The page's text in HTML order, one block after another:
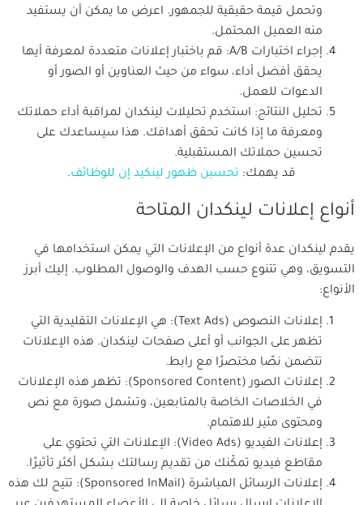
وتحمل قيمة حقيقية للجمهور. اعرض ما يمكن أن يستفيد
منه العميل المحتمل.
إجراء اختبارات A/B: قم باختبار إعلانات متعددة لمعرفة أيها
يحقق أفضل أداء، سواء من حيث العناوين أو الصور أو
الدعوات للعمل.
تحليل النتائج: استخدم تحليلات لينكدان لمراقبة أداء حملاتك
ومعرفة ما إذا كانت تحقق أهدافك. هذا سيساعدك على
تحسين حملاتك المستقبلية.
قد يهمك: تحسين ظهور لينكيد إن للوظائف.
أنواع إعلانات لينكدان المتاحة
يقدم لينكدان عدة أنواع من الإعلانات التي يمكن استخدامها في
التسويق، وهي تتنوع حسب الهدف والوصول المطلوب. إليك أبرز
الأنواع:
إعلانات النصوص (Text Ads): هي الإعلانات التقليدية التي
تظهر على الجوانب أو أعلى صفحات لينكدان. هذه الإعلانات
تتضمن نصًا مختصرًا مع رابط.
إعلانات الصور (Sponsored Content): تظهر هذه الإعلانات
في الخلاصات الخاصة بالمتابعين، وتشمل صورة مع نص
ومحتوى مثير للاهتمام.
إعلانات الفيديو (Video Ads): الإعلانات التي تحتوي على
مقاطع فيديو تمكّنك من تقديم رسالتك بشكل أكثر تأثيرًا.
إعلانات الرسائل المباشرة (Sponsored InMail): تتيح لك هذه